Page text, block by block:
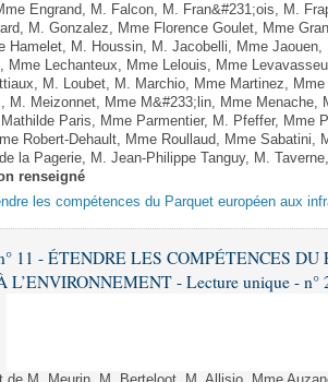
Engrand, M. Falcon, M. Fran&#231;ois, M.
M. Gonzalez, Mme Florence Goulet, Mme
Hamelet, M. Houssin, M. Jacobelli, Mme
Mme Lechanteux, Mme Lelouis, Mme
M. Loubet, M. Marchio, Mme Martinez,
M. Meizonnet, Mme M&#233;lin, Mme Menache,
Paris, Mme Parmentier, M. Pfeffer, Mme
Robert-Dehault, Mme Roullaud, Mme
de la Pagerie, M. Jean-Philippe Tanguy, M.
renseigné
les compétences du Parquet européen aux
11 - ÉTENDRE LES COMPÉTENCES
L’ENVIRONNEMENT - Lecture unique - n°